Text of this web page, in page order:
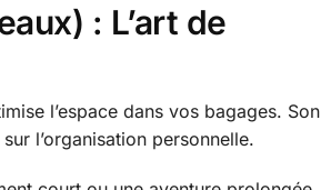
: L’art de
l’espace dans vos bagages. Son
l’organisation personnelle.